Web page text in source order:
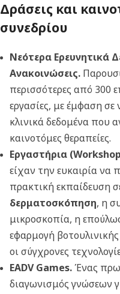
Δράσεις και
συνεδρίου
Νεότερα Ερευνητικά
Ανακοινώσεις.
περισσότερες από 300
εργασίες, με έμφαση σε
κλινικά δεδομένα που
καινοτόμες θεραπείες.
Εργαστήρια
είχαν την ευκαιρία να
πρακτική εκπαίδευση
δερματοσκόπηση, η
μικροσκοπία, η
εφαρμογή
οι σύγχρονες
EADV Games.Ένας
διαγωνισμός γνώσεων